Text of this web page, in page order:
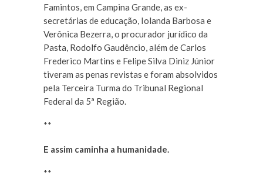
Famintos, em Campina Grande, as ex-
secretárias de educação, Iolanda Barbosa e
Verônica Bezerra, o procurador jurídico da
Pasta, Rodolfo Gaudêncio, além de Carlos
Frederico Martins e Felipe Silva Diniz Júnior
tiveram as penas revistas e foram absolvidos
pela Terceira Turma do Tribunal Regional
Federal da 5ª Região.
**
E assim caminha a humanidade.
**